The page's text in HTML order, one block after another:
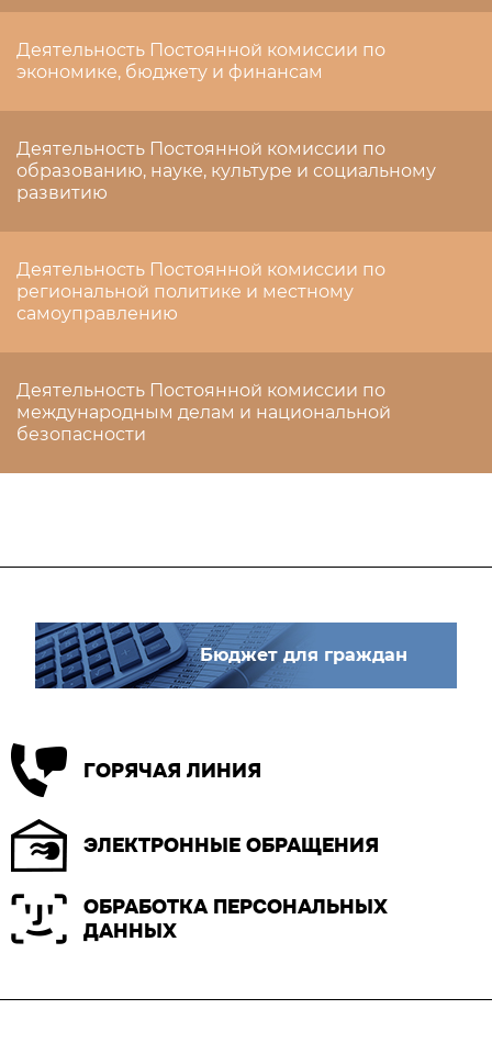
Деятельность Постоянной комиссии по
экономике, бюджету и финансам
Деятельность Постоянной комиссии по
образованию, науке, культуре и социальному
развитию
Деятельность Постоянной комиссии по
региональной политике и местному
самоуправлению
Деятельность Постоянной комиссии по
международным делам и национальной
безопасности
Бюджет для граждан
ГОРЯЧАЯ ЛИНИЯ
ЭЛЕКТРОННЫЕ ОБРАЩЕНИЯ
ОБРАБОТКА ПЕРСОНАЛЬНЫХ
ДАННЫХ